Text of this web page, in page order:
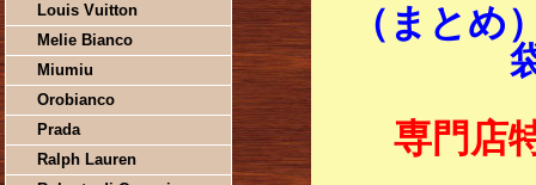
Louis Vuitton
Melie Bianco
Miumiu
Orobianco
Prada
Ralph Lauren
（まとめ
専門店